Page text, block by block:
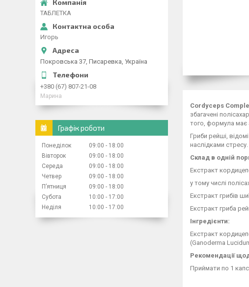
Cordyceps
збагачені
того, формула має
Гриби рейші,
наслідками стресу.
Склад в одній
Екстракт
у тому числі
Екстракт грибів
Екстракт гриба
Інгредієнти:
Екстракт
(Ganoderma
Рекомендації
Приймати по 1
ТАБЛЕТКА
Игорь
Покровська 37, Писаревка, Україна
+380 (67) 807-21-08
Марина
Графік роботи
Понеділок 09:00
18:00
Вівторок
09:00
18:00
Середа
09:00
18:00
Четвер
09:00
18:00
Пʼятниця
09:00
18:00
Субота
10:00
17:00
Неділя
10:00 17:00